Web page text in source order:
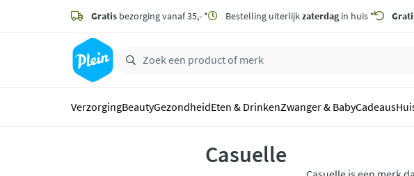
zoeken
hoofdinhoud
Gratis bezorging vanaf 35,- * Bestelling uiterlijkzaterdagin huis *
VerzorgingBeautyGezondheidEten & DrinkenZwanger & BabyCadeaus
Casuelle